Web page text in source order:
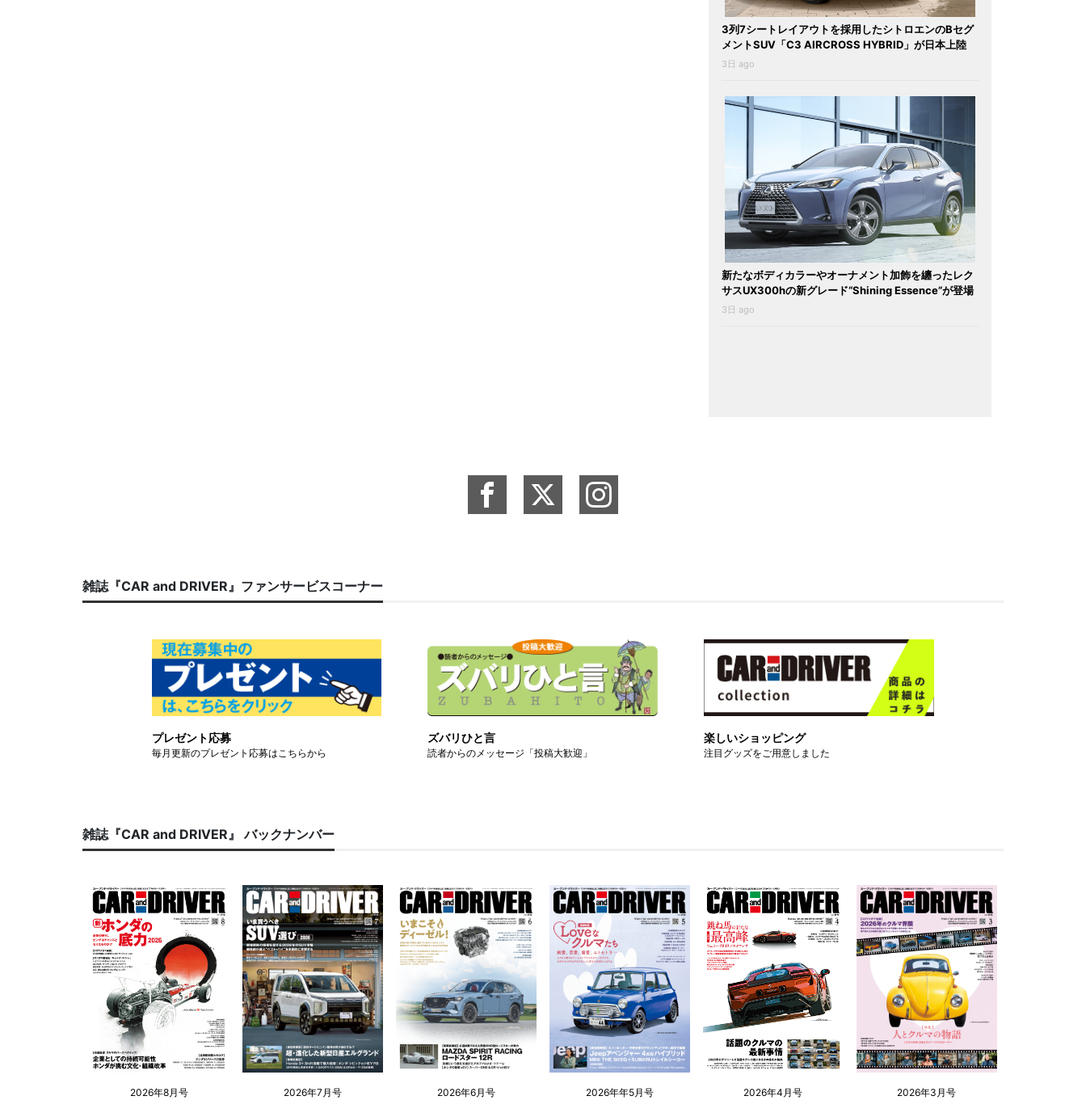
3列7シートレイアウトを採用したシトロエンのBセグ
メントSUV「C3 AIRCROSS HYBRID」が日本上陸
3日 ago
新たなボディカラーやオーナメント加飾を纏ったレク
サスUX300hの新グレード“Shining Essence”が登場
3日 ago
雑誌『CAR and DRIVER』ファンサービスコーナー
プレゼント応募
毎月更新のプレゼント応募はこちらから
ズバリひと言
読者からのメッセージ「投稿大歓迎」
楽しいショッピング
注目グッズをご用意しました
雑誌『CAR and DRIVER』 バックナンバー
2026年8月号 2026年7月号 2026年6月号 2026年年5月号 2026年4月号 2026年3月号